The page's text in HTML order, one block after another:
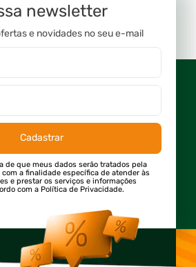
newsletter
e novidades no seu e-mail
Cadastrar
de que meus dados serão tratados pela
com a finalidade específica de atender às
e prestar os serviços e informações
com a Política de Privacidade.